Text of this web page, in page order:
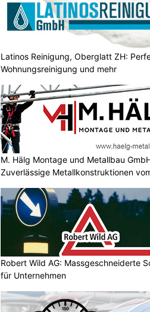
Latinos Reinigung, Oberglatt ZH:
Wohnungsreinigung und mehr
M. Hälg Montage und Metallbau
Zuverlässige Metallkonstruktionen
Robert Wild AG: Massgeschneiderte
für Unternehmen